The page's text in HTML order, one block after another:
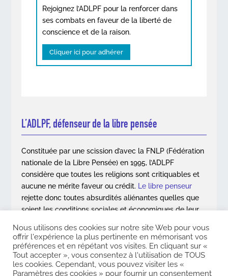
Rejoignez l’ADLPF pour la renforcer dans
ses combats en faveur de la liberté de
conscience et de la raison.
Cliquer ici pour adhérer
L’ADLPF, défenseur de la libre pensée
Constituée par une scission d’avec la FNLP (Fédération
nationale de la Libre Pensée) en 1995, l’ADLPF
considère que toutes les religions sont critiquables et
aucune ne mérite faveur ou crédit. Le libre penseur
rejette donc toutes absurdités aliénantes quelles que
soient les conditions sociales et économiques de leur
En savoir plus
Nous utilisons des cookies sur notre site Web pour vous
offrir l'expérience la plus pertinente en mémorisant vos
préférences et en répétant vos visites. En cliquant sur «
Tout accepter », vous consentez à l'utilisation de TOUS
les cookies. Cependant, vous pouvez visiter les «
Paramètres des cookies » pour fournir un consentement